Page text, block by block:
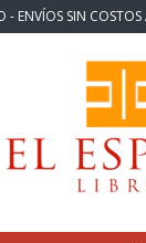
ENVÍOS SIN